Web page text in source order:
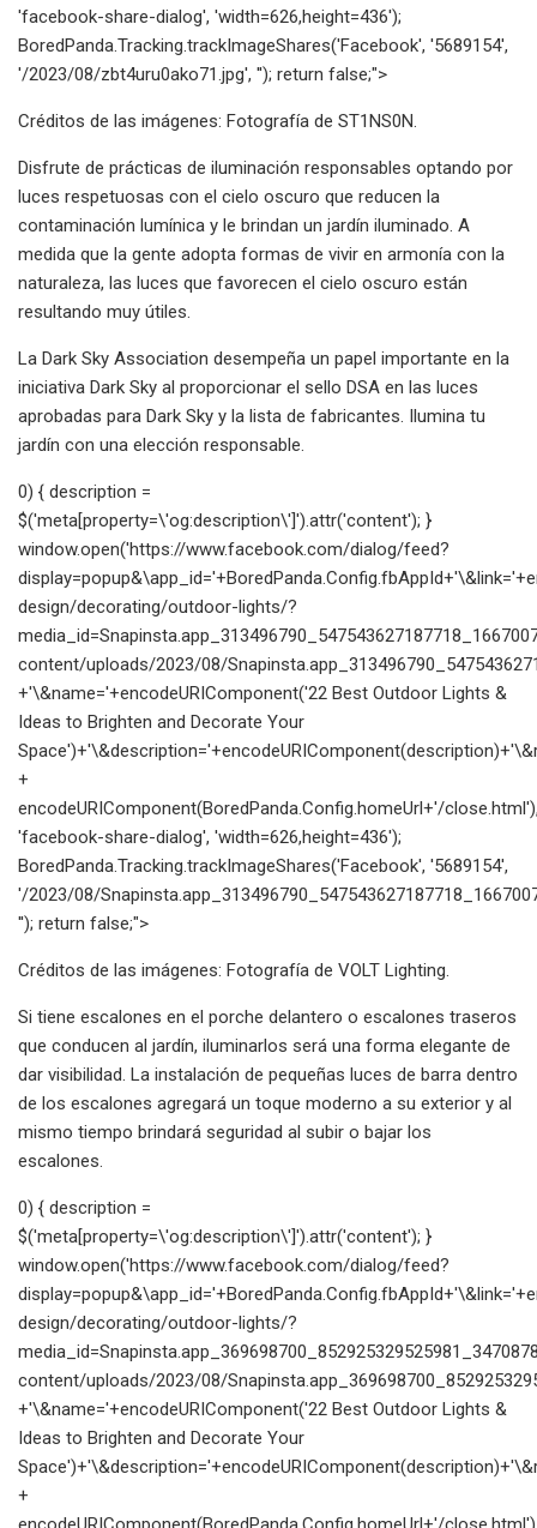
'facebook-share-dialog', 'width=626,height=436');
BoredPanda.Tracking.trackImageShares('Facebook', '5689154',
'/2023/08/zbt4uru0ako71.jpg', ''); return false;">
Créditos de las imágenes: Fotografía de ST1NS0N.
Disfrute de prácticas de iluminación responsables optando por
luces respetuosas con el cielo oscuro que reducen la
contaminación lumínica y le brindan un jardín iluminado. A
medida que la gente adopta formas de vivir en armonía con la
naturaleza, las luces que favorecen el cielo oscuro están
resultando muy útiles.
La Dark Sky Association desempeña un papel importante en la
iniciativa Dark Sky al proporcionar el sello DSA en las luces
aprobadas para Dark Sky y la lista de fabricantes. Ilumina tu
jardín con una elección responsable.
0) { description =
$('meta[property=\'og:description\']').attr('content'); }
window.open('https://www.facebook.com/dialog/feed?
design/decorating/outdoor-lights/?
content/uploads/2023/08/
+'\&name='+encodeURIComponent('22 Best Outdoor Lights &
Ideas to Brighten and Decorate Your
+
encodeURIComponent(BoredPanda.Config.homeUrl+'/
'facebook-share-dialog', 'width=626,height=436');
BoredPanda.Tracking.trackImageShares('Facebook', '5689154',
'/2023/08/
''); return false;">
Créditos de las imágenes: Fotografía de VOLT Lighting.
Si tiene escalones en el porche delantero o escalones traseros
que conducen al jardín, iluminarlos será una forma elegante de
dar visibilidad. La instalación de pequeñas luces de barra dentro
de los escalones agregará un toque moderno a su exterior y al
mismo tiempo brindará seguridad al subir o bajar los
escalones.
0) { description =
$('meta[property=\'og:description\']').attr('content'); }
window.open('https://www.facebook.com/dialog/feed?
design/decorating/outdoor-lights/?
content/uploads/2023/08/
+'\&name='+encodeURIComponent('22 Best Outdoor Lights &
Ideas to Brighten and Decorate Your
+